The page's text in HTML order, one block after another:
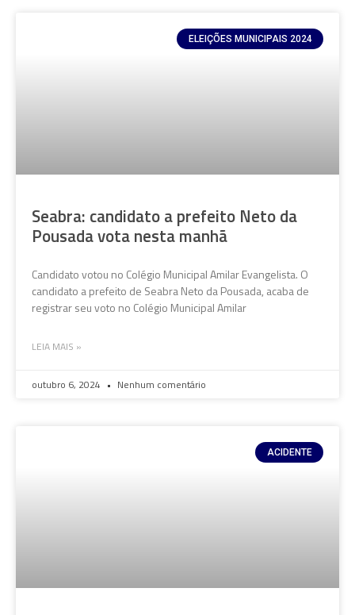
ELEIÇÕES MUNICIPAIS 2024
Seabra: candidato a prefeito Neto da
Pousada vota nesta manhã
Candidato votou no Colégio Municipal Amilar Evangelista. O
candidato a prefeito de Seabra Neto da Pousada, acaba de
registrar seu voto no Colégio Municipal Amilar
LEIA MAIS »
outubro 6, 2024 Nenhum comentário
ACIDENTE